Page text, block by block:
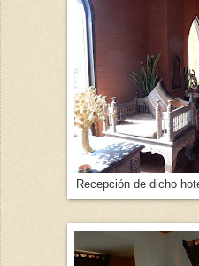
Recepción de dicho